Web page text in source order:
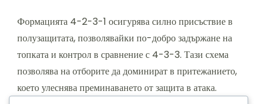
Формацията 4-2-3-1 осигурява силно присъствие в
полузащитата, позволявайки по-добро задържане на
топката и контрол в сравнение с 4-3-3. Тази схема
позволява на отборите да доминират в притежанието,
което улеснява преминаването от защита в атака.